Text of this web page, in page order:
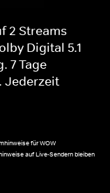
2 Streams
Digital 5.1
7 Tage
Jederzeit
für WOW
auf Live-Sendern bleiben